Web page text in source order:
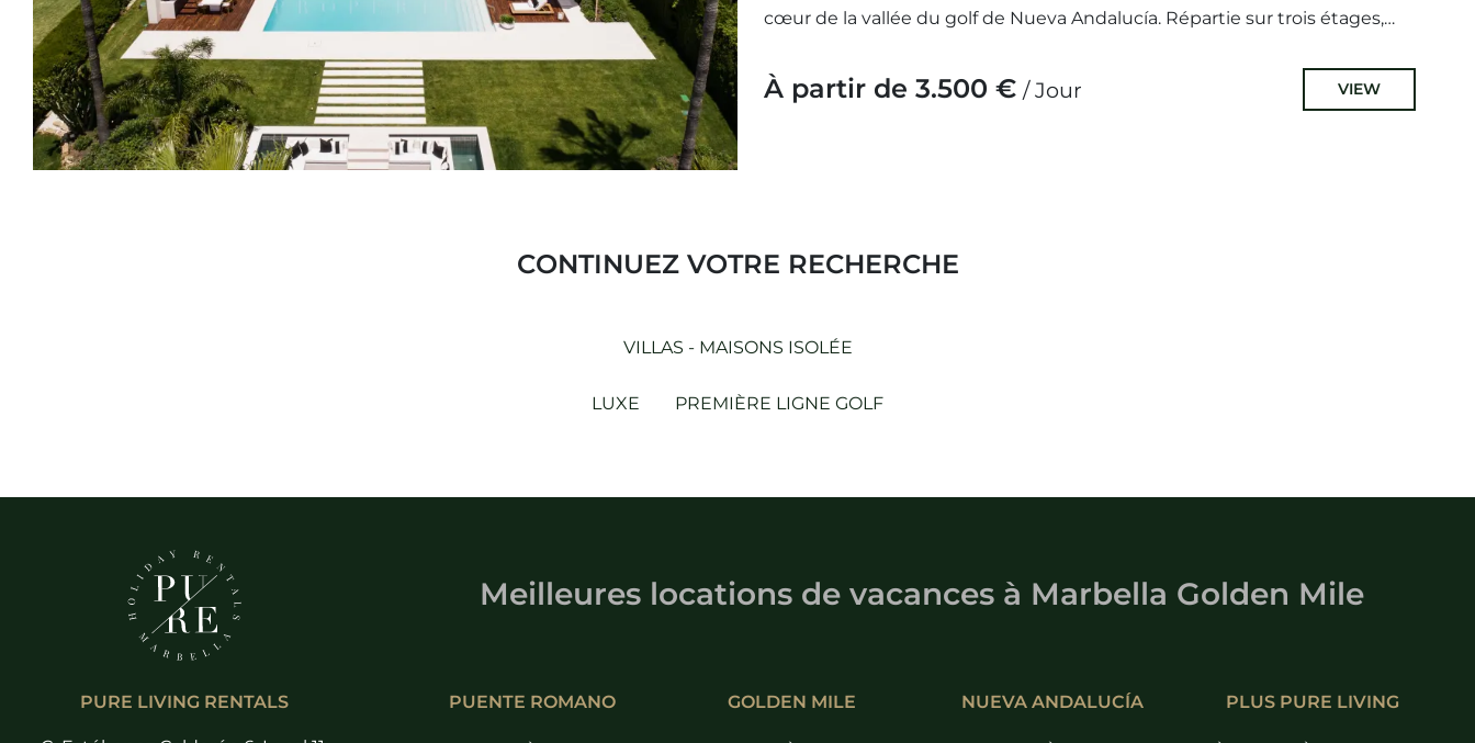
cœur de la vallée du golf de Nueva Andalucía. Répartie sur trois étages,
À partir de 3.500 € / Jour VIEW
CONTINUEZ VOTRE RECHERCHE
VILLAS - MAISONS ISOLÉE
LUXE PREMIÈRE LIGNE GOLF
Meilleures locations de vacances à Marbella Golden Mile
PURE LIVING RENTALS PUENTE ROMANO GOLDEN MILE NUEVA ANDALUCÍA PLUS PURE LIVING